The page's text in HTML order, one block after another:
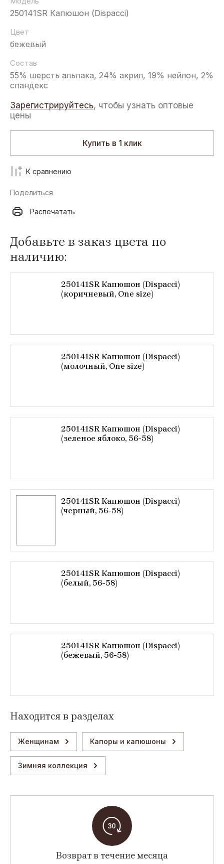
250141SR Капюшон (Dispacci)
Цвет
бежевый
Состав
55% шерсть альпака, 24% акрил, 19% нейлон, 2%
спандекс
Зарегистрируйтесь, чтобы узнать оптовые
цены
Купить в 1 клик
К сравнению
Поделиться
Распечатать
Добавьте в заказ цвета по
наличию:
250141SR Капюшон (Dispacci)
(коричневый, One size)
250141SR Капюшон (Dispacci)
(молочный, One size)
250141SR Капюшон (Dispacci)
(зеленое яблоко, 56-58)
250141SR Капюшон (Dispacci)
(черный, 56-58)
250141SR Капюшон (Dispacci)
(белый, 56-58)
250141SR Капюшон (Dispacci)
(бежевый, 56-58)
Находится в разделах
Женщинам Капоры и капюшоны
Зимняя коллекция
Возврат в течение месяца